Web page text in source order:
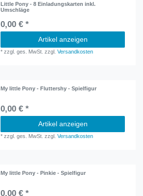
Little Pony - 8 Einladungskarten inkl.
Umschläge
0,00 € *
Artikel anzeigen
*zzgl. ges. MwSt. zzgl.Versandkosten
My little Pony - Fluttershy - Spielfigur
0,00 € *
Artikel anzeigen
*zzgl. ges. MwSt. zzgl.Versandkosten
My little Pony - Pinkie - Spielfigur
0,00 € *